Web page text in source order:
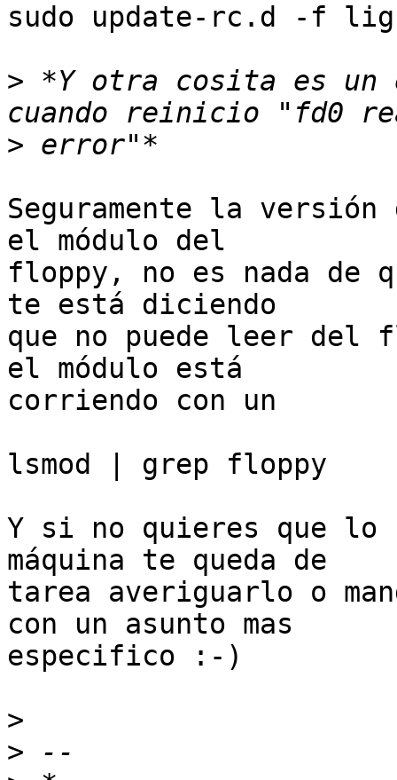
sudo update-rc.d -f
> *Y otra cosita es un
>
Seguramente la
el módulo del
floppy, no es nada de
te está diciendo
que no puede leer
el módulo está
corriendo con un
lsmod | grep floppy
Y si no quieres que lo
máquina te queda de
tarea averiguarlo o
con un asunto mas
especifico :-)
>
>